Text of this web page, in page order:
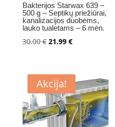
Bakterijos Starwax 639 –
500 g – Septikų priežiūrai,
kanalizacijos duobėms,
lauko tualetams – 6 mėn.
30.00€ Original
30.00 €.
21.99 €Current
21.99 €.
Akcija!